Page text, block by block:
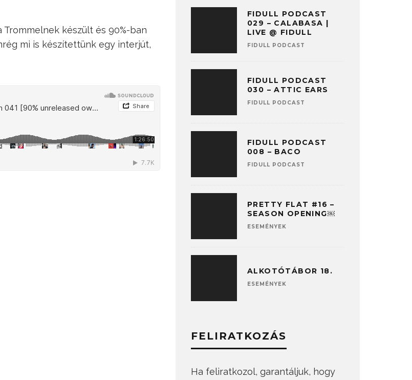
készült és 90%-ban
mi is készítettünk egy interjút,
FIDULL PODCAST
029 – CALABASA |
LIVE @ FIDULL
FIDULL PODCAST
FIDULL PODCAST
030 – ATTIC EARS
FIDULL PODCAST
FIDULL PODCAST
008 – BACO
FIDULL PODCAST
PRETTY FLAT #16 –
SEASON OPENING￼
ESEMÉNYEK
ALKOTÓTÁBOR 18.
ESEMÉNYEK
FELIRATKOZÁS
Ha feliratkozol, garantáljuk, hogy